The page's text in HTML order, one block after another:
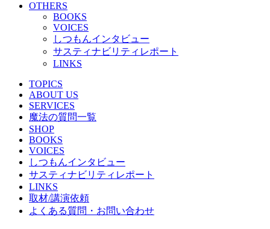
OTHERS
BOOKS
VOICES
しつもんインタビュー
サスティナビリティレポート
LINKS
TOPICS
ABOUT US
SERVICES
魔法の質問一覧
SHOP
BOOKS
VOICES
しつもんインタビュー
サスティナビリティレポート
LINKS
取材/講演依頼
よくある質問・お問い合わせ